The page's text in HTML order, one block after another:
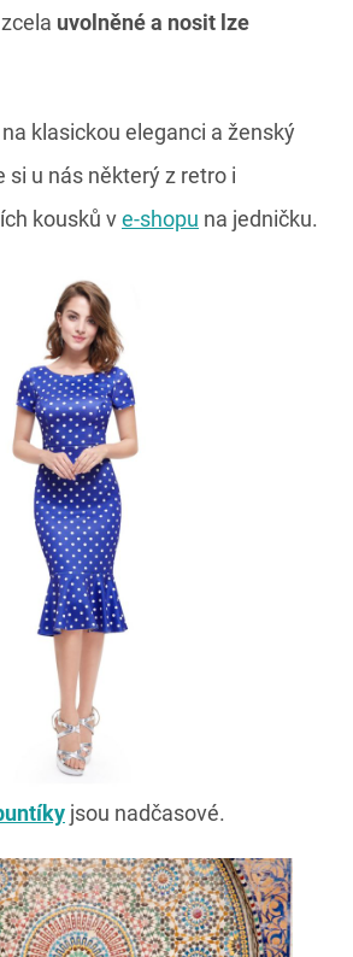
uvolněné a nosit lze
klasickou eleganci a ženský
si u nás některý z retro i
kousků ve-shopu na jedničku.
jsou nadčasové.